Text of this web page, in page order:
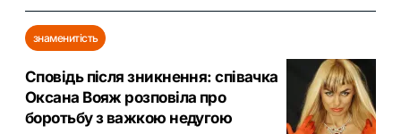
знаменитість
Сповідь після зникнення: співачка
Оксана Вояж розповіла про
боротьбу з важкою недугою